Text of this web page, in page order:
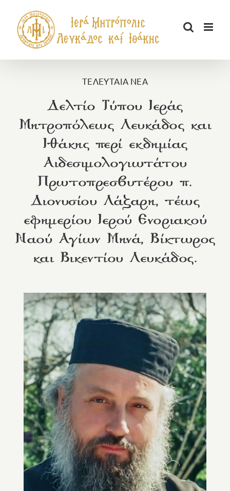
περιεχόμενο
ΤΕΛΕΥΤΑΙΑ ΝΕΑ
Δελτίο Τύπου Ιεράς
Μητροπόλεως Λευκάδος και
Ιθάκης περί εκδημίας
Αιδεσιμολογιωτάτου
Πρωτοπρεσβυτέρου π.
Διονυσίου Λάζαρη, τέως
εφημερίου Ιερού Ενοριακού
Ναού Αγίων Μηνά, Βίκτωρος
και Βικεντίου Λευκάδος.